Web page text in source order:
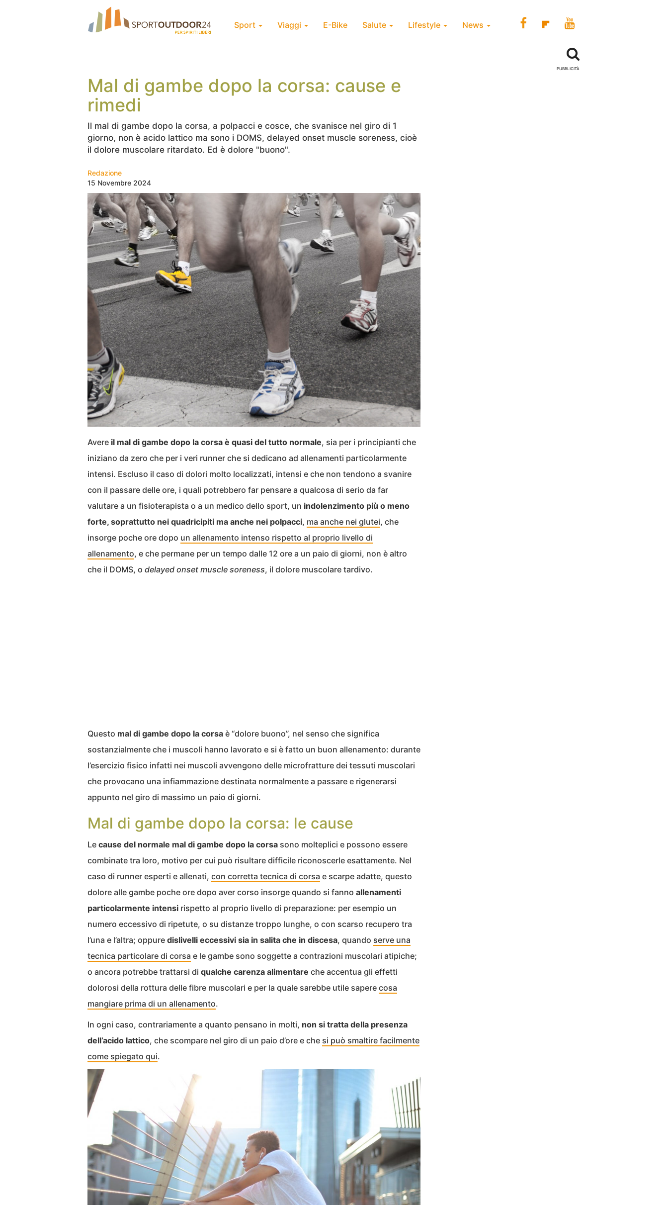
Sport Viaggi E-Bike Salute Lifestyle News
Mal di gambe dopo la corsa: cause e
rimedi
Il mal di gambe dopo la corsa, a polpacci e cosce, che svanisce nel giro di 1
giorno, non è acido lattico ma sono i DOMS, delayed onset muscle soreness, cioè
il dolore muscolare ritardato. Ed è dolore "buono".
Redazione
15 Novembre 2024
Avere il mal di gambe dopo la corsa è quasi del tutto normale, sia per i principianti che
iniziano da zero che per i veri runner che si dedicano ad allenamenti particolarmente
intensi. Escluso il caso di dolori molto localizzati, intensi e che non tendono a svanire
con il passare delle ore, i quali potrebbero far pensare a qualcosa di serio da far
valutare a un fisioterapista o a un medico dello sport, un indolenzimento più o meno
forte, soprattutto nei quadricipiti ma anche nei polpacci, ma anche nei glutei, che
insorge poche ore dopo un allenamento intenso rispetto al proprio livello di
allenamento, e che permane per un tempo dalle 12 ore a un paio di giorni, non è altro
che il DOMS, o delayed onset muscle soreness, il dolore muscolare tardivo.
Questo mal di gambe dopo la corsa è “dolore buono”, nel senso che significa
sostanzialmente che i muscoli hanno lavorato e si è fatto un buon allenamento: durante
l’esercizio fisico infatti nei muscoli avvengono delle microfratture dei tessuti muscolari
che provocano una infiammazione destinata normalmente a passare e rigenerarsi
appunto nel giro di massimo un paio di giorni.
Mal di gambe dopo la corsa: le cause
Le cause del normale mal di gambe dopo la corsa sono molteplici e possono essere
combinate tra loro, motivo per cui può risultare difficile riconoscerle esattamente. Nel
caso di runner esperti e allenati, con corretta tecnica di corsa e scarpe adatte, questo
dolore alle gambe poche ore dopo aver corso insorge quando si fanno allenamenti
particolarmente intensi rispetto al proprio livello di preparazione: per esempio un
numero eccessivo di ripetute, o su distanze troppo lunghe, o con scarso recupero tra
l’una e l’altra; oppure dislivelli eccessivi sia in salita che in discesa, quando serve una
tecnica particolare di corsa e le gambe sono soggette a contrazioni muscolari atipiche;
o ancora potrebbe trattarsi di qualche carenza alimentare che accentua gli effetti
dolorosi della rottura delle fibre muscolari e per la quale sarebbe utile sapere cosa
mangiare prima di un allenamento.
In ogni caso, contrariamente a quanto pensano in molti, non si tratta della presenza
dell’acido lattico, che scompare nel giro di un paio d’ore e che si può smaltire facilmente
come spiegato qui.
PUBBLICITÀ